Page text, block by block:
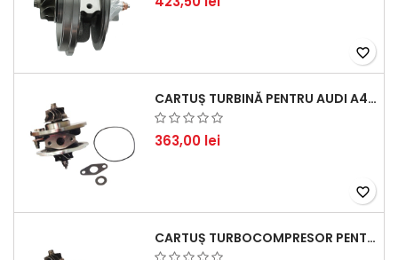
favorite_border
CARTUȘ TURBINĂ PENTRU AUDI A4, A6, SKODA SUPERB ȘI VW PASSAT, MOTOR DIESEL 1.9 TDI
363,00 lei
favorite_border
CARTUȘ TURBOCOMPRESOR PENTRU VW, AUDI, SEAT, SKODA - MOTOR DIESEL 2.0 TDI